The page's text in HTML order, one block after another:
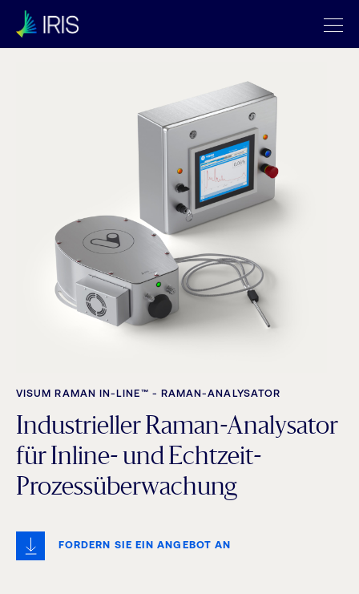
VISUM RAMAN IN-LINE™ - RAMAN-ANALYSATOR
Industrieller Raman-Analysator
für Inline- und Echtzeit-
Prozessüberwachung
FORDERN SIE EIN ANGEBOT AN